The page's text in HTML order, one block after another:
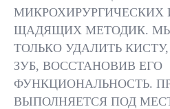
МИКРОХИРУРГИЧЕСКИХ
ЩАДЯЩИХ МЕТОДИК.
ТОЛЬКО УДАЛИТЬ
ЗУБ, ВОССТАНОВИВ ЕГО
ФУНКЦИОНАЛЬНОСТЬ.
ВЫПОЛНЯЕТСЯ ПОД
ВСЕ ВРАЧИ
РЕЗУЛЬТАТЫ
ПОЛНОЕ УСТРАНЕНИЕ
КИСТЫ И ИНФЕКЦИИ